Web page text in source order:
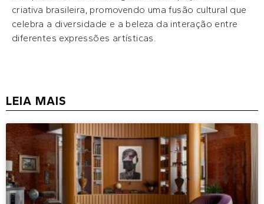
criativa brasileira, promovendo uma fusão cultural que
celebra a diversidade e a beleza da interação entre
diferentes expressões artísticas.
LEIA MAIS